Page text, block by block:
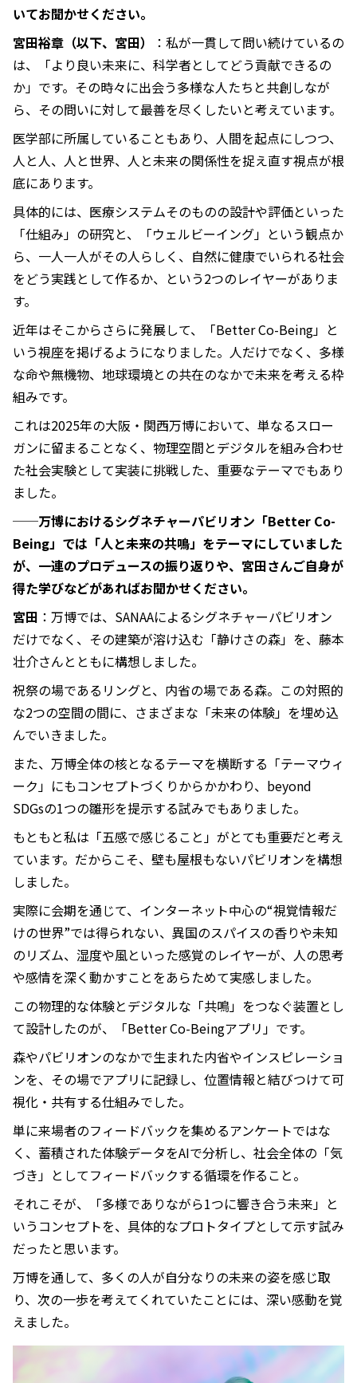
いてお聞かせください。
宮田裕章（以下、宮田）
：私が一貫して問い続けているの
は、「より良い未来に、科学者としてどう貢献できるの
か」です。その時々に出会う多様な人たちと共創しなが
ら、その問いに対して最善を尽くしたいと考えています。
医学部に所属していることもあり、人間を起点にしつつ、
人と人、人と世界、人と未来の関係性を捉え直す視点が根
底にあります。
具体的には、医療システムそのものの設計や評価といった
「仕組み」の研究と、「ウェルビーイング」という観点か
ら、一人一人がその人らしく、自然に健康でいられる社会
をどう実践として作るか、という2つのレイヤーがありま
す。
近年はそこからさらに発展して、「Better Co-Being」と
いう視座を掲げるようになりました。人だけでなく、多様
な命や無機物、地球環境との共在のなかで未来を考える枠
組みです。
これは2025年の大阪・関西万博において、単なるスロー
ガンに留まることなく、物理空間とデジタルを組み合わせ
た社会実験として実装に挑戦した、重要なテーマでもあり
ました。
──万博におけるシグネチャーパビリオン「Better Co-
Being」では「人と未来の共鳴」をテーマにしていました
が、一連のプロデュースの振り返りや、宮田さんご自身が
得た学びなどがあればお聞かせください。
宮田 ：万博では、SANAAによるシグネチャーパビリオン
だけでなく、その建築が溶け込む「静けさの森」を、藤本
壮介さんとともに構想しました。
祝祭の場であるリングと、内省の場である森。この対照的
な2つの空間の間に、さまざまな「未来の体験」を埋め込
んでいきました。
また、万博全体の核となるテーマを横断する「テーマウィ
ーク」にもコンセプトづくりからかかわり、beyond
SDGsの1つの雛形を提示する試みでもありました。
もともと私は「五感で感じること」がとても重要だと考え
ています。だからこそ、壁も屋根もないパビリオンを構想
しました。
実際に会期を通じて、インターネット中心の“視覚情報だ
けの世界”では得られない、異国のスパイスの香りや未知
のリズム、湿度や風といった感覚のレイヤーが、人の思考
や感情を深く動かすことをあらためて実感しました。
この物理的な体験とデジタルな「共鳴」をつなぐ装置とし
て設計したのが、「Better Co-Beingアプリ」です。
森やパビリオンのなかで生まれた内省やインスピレーショ
ンを、その場でアプリに記録し、位置情報と結びつけて可
視化・共有する仕組みでした。
単に来場者のフィードバックを集めるアンケートではな
く、蓄積された体験データをAIで分析し、社会全体の「気
づき」としてフィードバックする循環を作ること。
それこそが、「多様でありながら1つに響き合う未来」と
いうコンセプトを、具体的なプロトタイプとして示す試み
だったと思います。
万博を通して、多くの人が自分なりの未来の姿を感じ取
り、次の一歩を考えてくれていたことには、深い感動を覚
えました。